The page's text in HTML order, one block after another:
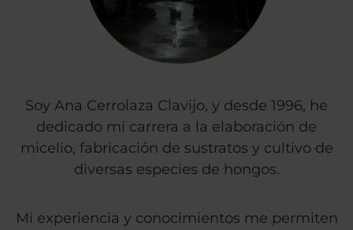
Soy Ana Cerrolaza Clavijo, y desde 1996, he
dedicado mi carrera a la elaboración de
micelio, fabricación de sustratos y cultivo de
diversas especies de hongos.
Mi experiencia y conocimientos me permiten